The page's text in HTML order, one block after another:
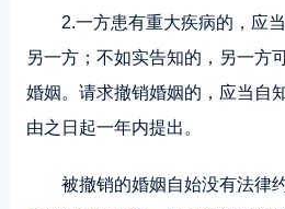
2.一方患有重大疾病的，应
另一方；不如实告知的，另一方
婚姻。请求撤销婚姻的，应当自
由之日起一年内提出。
被撤销的婚姻自始没有法律